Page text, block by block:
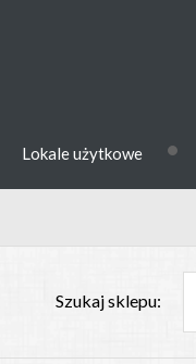
Lokale użytkowe •
Szukaj sklepu: